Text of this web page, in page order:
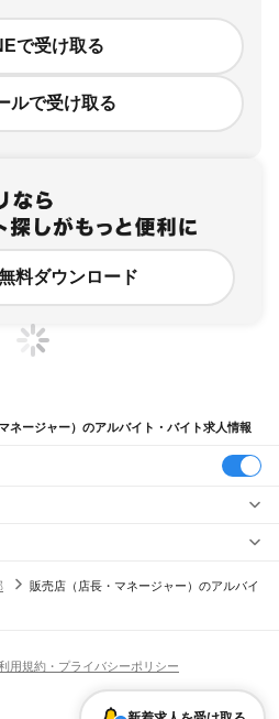
で受け取る
ルで受け取る
料ダウンロード
ネージャー）のアルバイト・バイト求人情報
名郡菊池郡阿蘇郡上益城郡八代郡
バー（BAR）・バーテンダー
食店（店長・マネージャー）
髪型・髪色自由
ニングスタッフ イオンモール
モール
販売店（店長・マネージャー）のアルバイ
用規約・プライバシーポリシー